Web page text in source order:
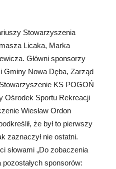
Stowarzyszenia
Licaka, Marka
Główni sponsorzy
Gminy Nowa Dęba, Zarząd
KS POGOŃ
Ośrodek Sportu Rekreacji
Wiesław Ordon
że był to pierwszy
zaznaczył nie ostatni.
słowami „Do zobaczenia
sponsorów: